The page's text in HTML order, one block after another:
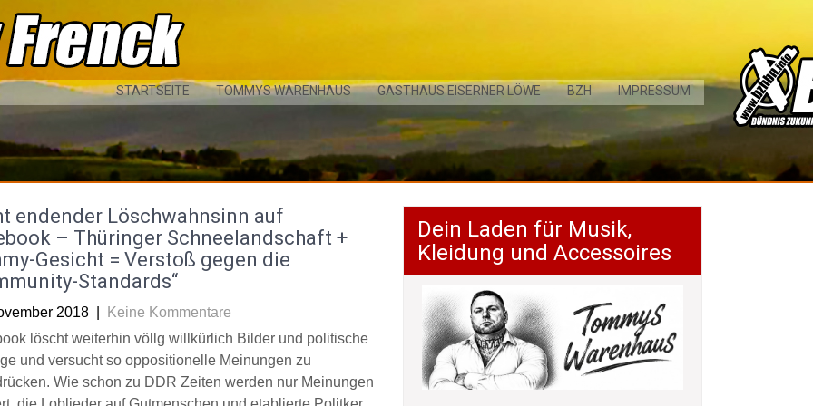
STARTSEITE TOMMYS WARENHAUS GASTHAUS EISERNER LÖWE BZH IMPRESSUM
endender Löschwahnsinn auf
– Thüringer Schneelandschaft +
Gesicht = Verstoß gegen die
Standards“
2018
Keine Kommentare
löscht weiterhin völlg willkürlich Bilder und politische
und versucht so oppositionelle Meinungen zu
Wie schon zu DDR Zeiten werden nur Meinungen
Dein Laden für Musik,
Kleidung und Accessoires